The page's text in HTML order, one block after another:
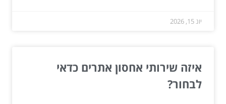
יונ 15, 2026
איזה שירותי אחסון אתרים כדאי
לבחור?